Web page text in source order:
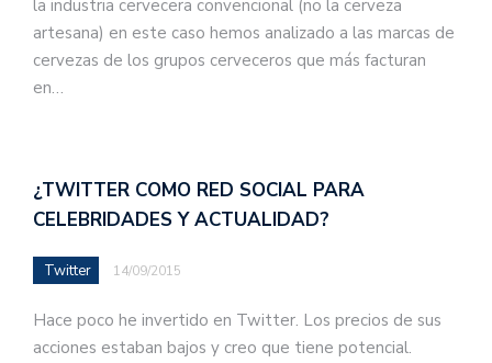
la industria cervecera convencional (no la cerveza
artesana) en este caso hemos analizado a las marcas de
cervezas de los grupos cerveceros que más facturan
en…
¿TWITTER COMO RED SOCIAL PARA
CELEBRIDADES Y ACTUALIDAD?
Twitter 14/09/2015
Hace poco he invertido en Twitter. Los precios de sus
acciones estaban bajos y creo que tiene potencial.